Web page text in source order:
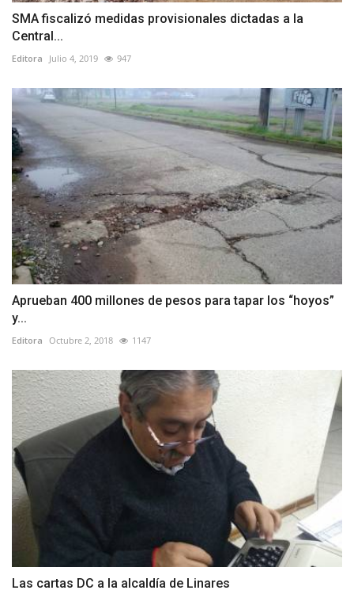
SMA fiscalizó medidas provisionales dictadas a la
Central...
Editora Julio 4, 2019 947
Aprueban 400 millones de pesos para tapar los “hoyos”
y...
Editora Octubre 2, 2018 1147
Las cartas DC a la alcaldía de Linares